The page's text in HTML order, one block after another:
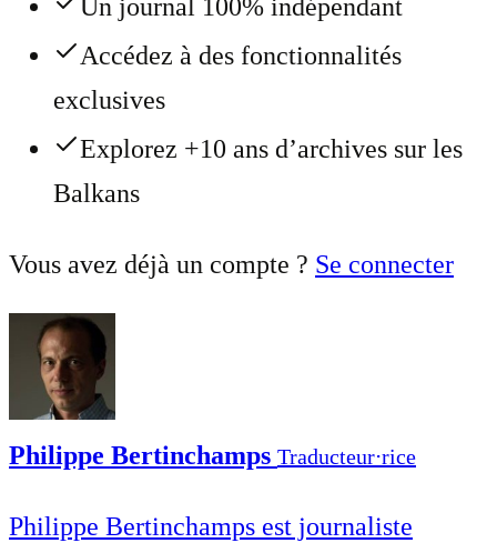
Un journal 100% indépendant
Accédez à des fonctionnalités
exclusives
Explorez +10 ans d’archives sur les
Balkans
Vous avez déjà un compte ? Se connecter
Philippe Bertinchamps Traducteur⋅rice
Philippe Bertinchamps est journaliste